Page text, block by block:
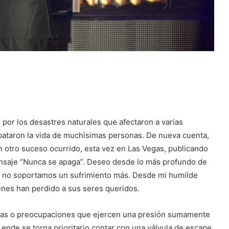
los desastres naturales que afectaron a varias
la vida de muchísimas personas. De nueva cuenta,
otro suceso ocurrido, esta vez en Las Vegas, publicando
“Nunca se apaga”. Deseo desde lo más profundo de
soportamos un sufrimiento más. Desde mi humilde
han perdido a sus seres queridos.
o preocupaciones que ejercen una presión sumamente